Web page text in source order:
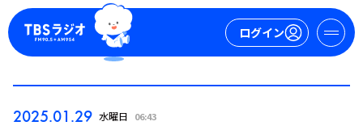
ログイン
2025.01.29 水曜日 06:43